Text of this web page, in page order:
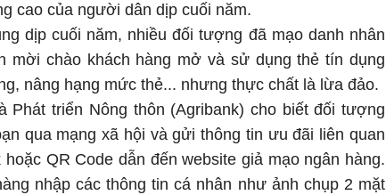
cao của người dân dịp cuối năm.
dịp cuối năm, nhiều đối tượng đã mạo danh nhân
mời chào khách hàng mở và sử dụng thẻ tín dụng
nâng hạng mức thẻ... nhưng thực chất là lừa đảo.
Phát triển Nông thôn (Agribank) cho biết đối tượng
qua mạng xã hội và gửi thông tin ưu đãi liên quan
QR Code dẫn đến website giả mạo ngân hàng.
nhập các thông tin cá nhân như ảnh chụp 2 mặt